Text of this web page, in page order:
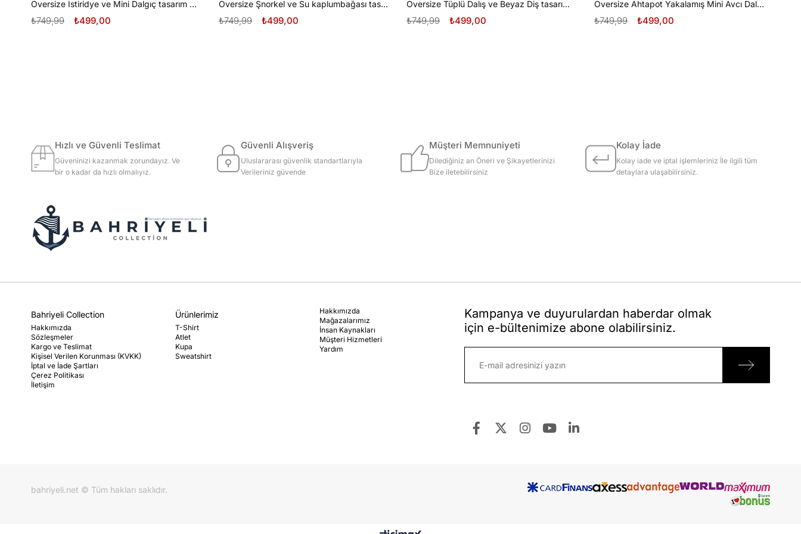
Oversize İstiridye ve Mini Dalgıç tasarım unisex T-shirt
₺499,00
₺749,99
Oversize Şnorkel ve Su kaplumbağası tasarım unisex T-shirt
₺499,00
₺749,99
Oversize Tüplü Dalış ve Beyaz Diş tasarım unisex T-shirt
₺499,00
₺749,99
Oversize Ahtapot Yakalamış Mini Avcı Dalgıç Tasarım unisex T-shirt
₺499,00
₺749,99
Hızlı ve Güvenli Teslimat
Güveninizi kazanmak zorundayız. Ve
bir o kadar da hızlı olmalıyız.
Güvenli Alışveriş
Uluslararası güvenlik standartlarıyla
Verileriniz güvende
Müşteri Memnuniyeti
Dilediğiniz an Öneri ve Şikayetlerinizi
Bize iletebilirsiniz
Kolay İade
Kolay iade ve iptal işlemleriniz İle ilgili tüm
detaylara ulaşabilirsiniz.
Bahriyeli Collection
Hakkımızda
Sözleşmeler
Kargo ve Teslimat
Kişisel Verilen Korunması (KVKK)
İptal ve İade Şartları
Çerez Politikası
İletişim
Ürünlerimiz
T-Shirt
Atlet
Kupa
Sweatshirt
Hakkımızda
Mağazalarımız
İnsan Kaynakları
Müşteri Hizmetleri
Yardım
Kampanya ve duyurulardan haberdar olmak
için e-bültenimize abone olabilirsiniz.
bahriyeli.net © Tüm hakları saklıdır.